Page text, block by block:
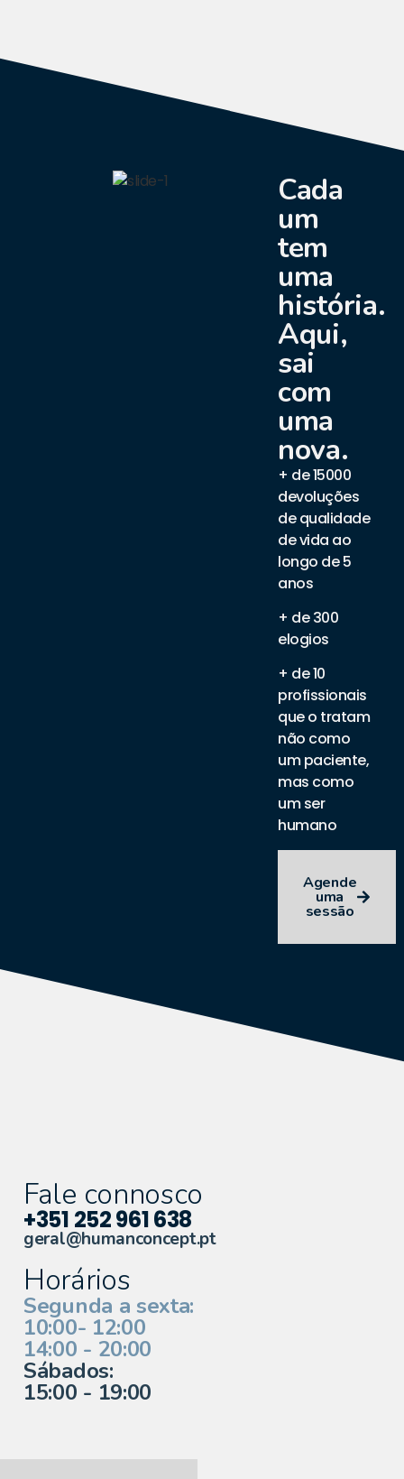
Cada
um
tem
uma
história.
Aqui,
sai
com
uma
nova.
+ de 15000
devoluções
de qualidade
de vida ao
longo de 5
anos
+ de 300
elogios
+ de 10
profissionais
que o tratam
não como
um paciente,
mas como
um ser
humano
Agende
uma
sessão
Fale connosco
+351 252 961 638
geral@humanconcept.pt
Horários
Segunda a sexta:
10:00- 12:00
14:00 - 20:00
Sábados:
15:00 - 19:00